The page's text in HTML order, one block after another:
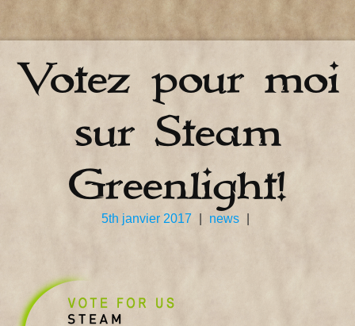
Votez pour moi
sur Steam
Greenlight!
5th janvier 2017 news